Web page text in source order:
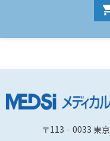
〒113‐0033 東